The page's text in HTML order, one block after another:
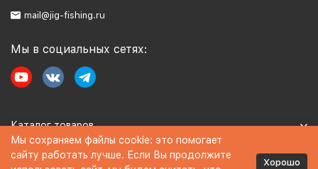
mail@jig-fishing.ru
Мы в социальных сетях:
Каталог товаров
Информация
Мы сохраняем файлы cookie: это помогает
сайту работать лучше. Если Вы продолжите
Хорошо